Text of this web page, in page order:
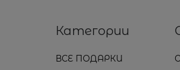
Категории
ВСЕ ПОДАРКИ